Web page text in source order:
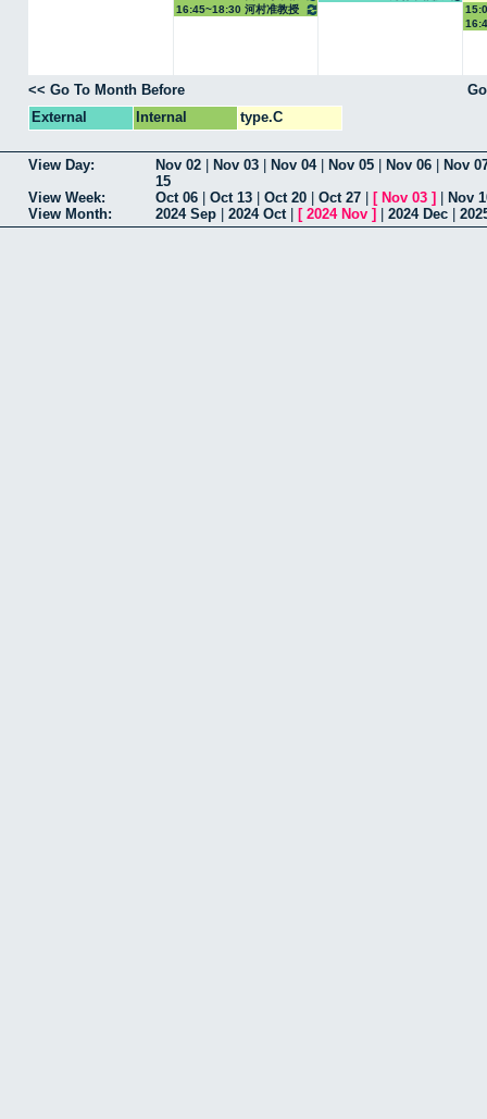
授
16:45~18:30 河村准教授
<< Go To Month Before
External
Internal type.C
View Day: Nov 02 Nov 03 Nov 04| Nov 05 Nov 06
Nov
15
View Week:
Oct 06 Oct 13 Oct 20 Oct 27 [ Nov 03 ]
Nov
View Month:
2024 Sep 2024 Oct [ 2024 Nov ] 2024 Dec